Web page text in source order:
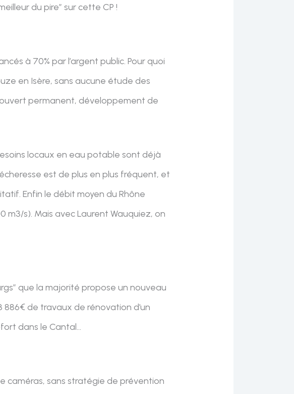
du pire” sur cette CP !
à 70% par l’argent public. Pour quoi
en Isère, sans aucune étude des
permanent, développement de
locaux en eau potable sont déjà
est de plus en plus fréquent, et
Enfin le débit moyen du Rhône
m3/s). Mais avec Laurent Wauquiez, on
que la majorité propose un nouveau
886€ de travaux de rénovation d’un
dans le Cantal…
caméras, sans stratégie de prévention